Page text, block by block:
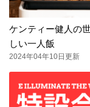
ケンティー健人の
しい一人飯
2024年04年10日更新